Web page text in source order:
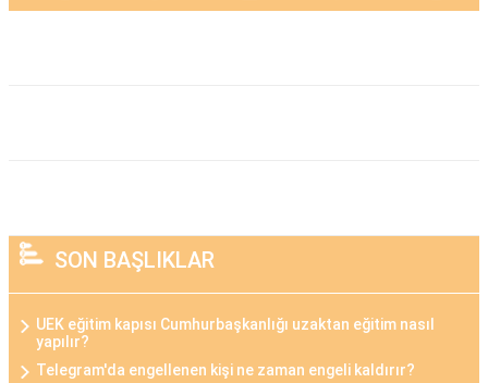
SON BAŞLIKLAR
UEK eğitim kapısı Cumhurbaşkanlığı uzaktan eğitim nasıl
yapılır?
Telegram'da engellenen kişi ne zaman engeli kaldırır?